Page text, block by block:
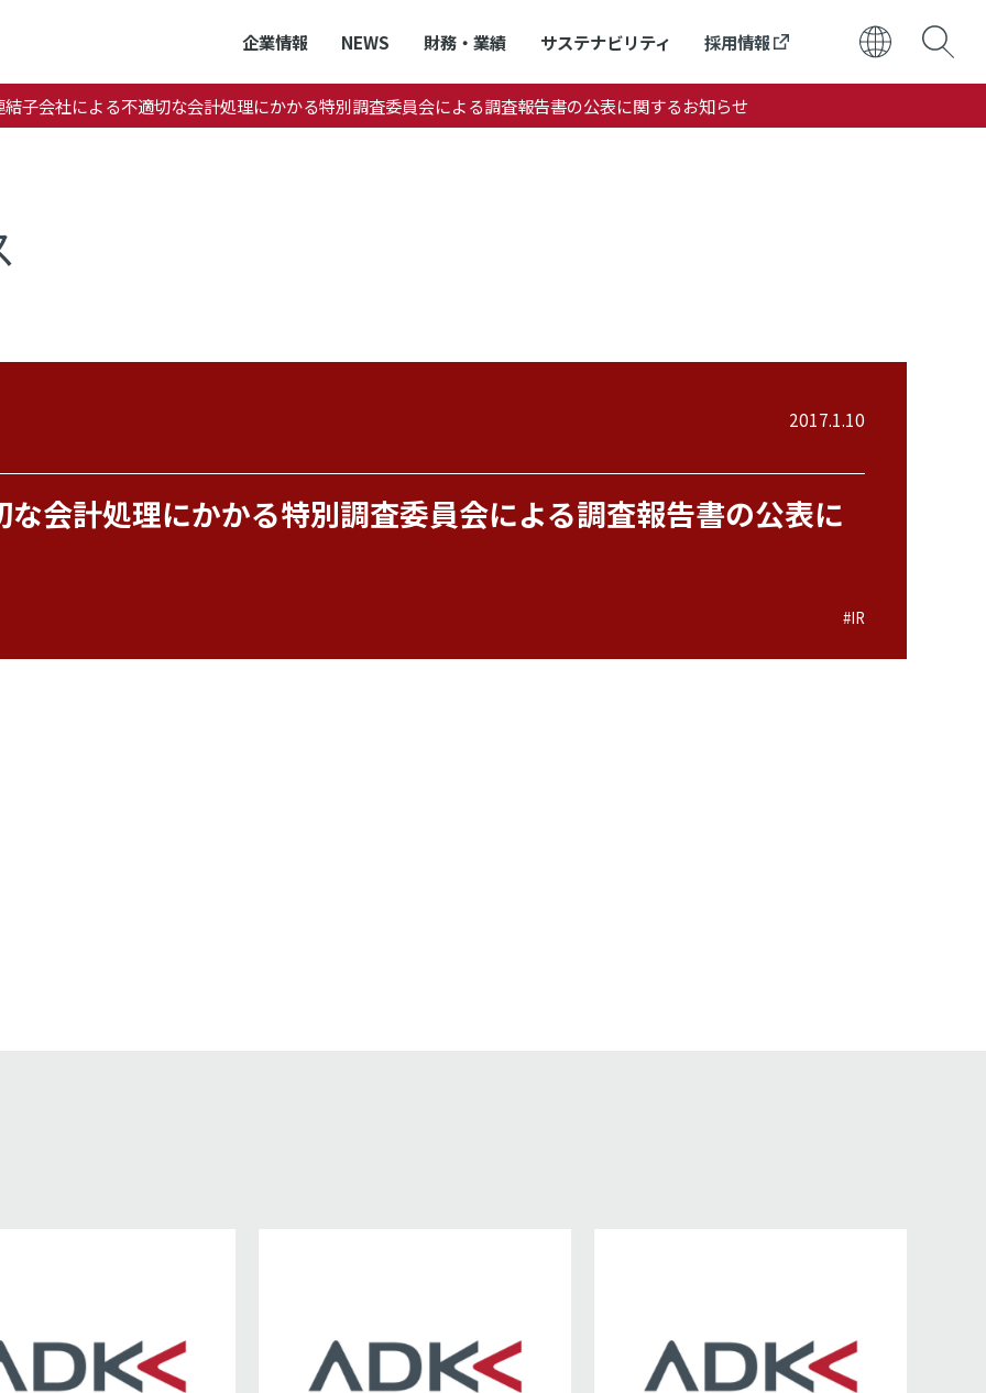
企業情報 NEWS 財務・業績 サステナビリティ 採用情報
日本語
結子会社による不適切な会計処理にかかる特別調査委員会による調査報告書の公表に関するお知らせ
2017.1.10
会計処理にかかる特別調査委員会による調査報告書の公表に
#IR